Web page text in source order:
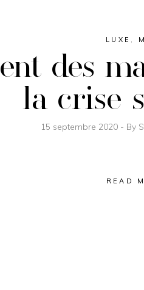
LUXE
des
la crise
15 septembre 2020 By
READ